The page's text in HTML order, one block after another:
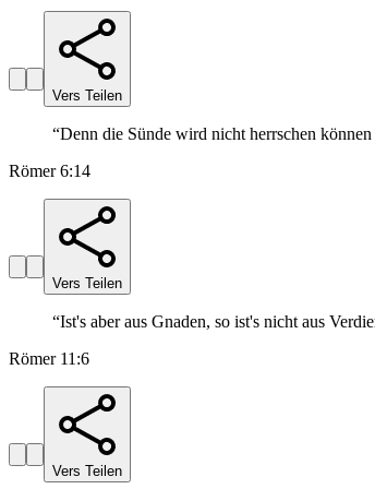
Vers Teilen
“Denn die Sünde wird nicht herrschen
Römer 6:14
Vers Teilen
“Ist's aber aus Gnaden, so ist's nicht aus
Römer 11:6
Vers Teilen